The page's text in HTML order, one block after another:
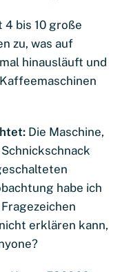
bis 10 große
zu, was auf
hinausläuft und
Die Maschine,
habe ich
erklären kann,